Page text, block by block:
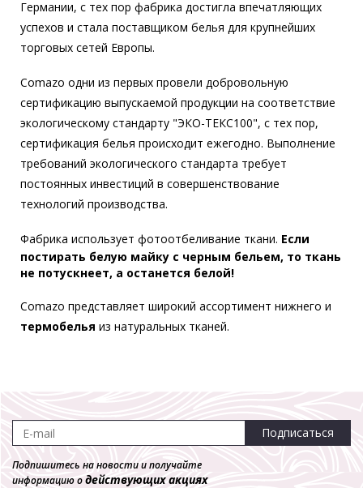
Германии, с тех пор фабрика достигла впечатляющих
успехов и стала поставщиком белья для крупнейших
торговых сетей Европы.
Comazo одни из первых провели добровольную
сертификацию выпускаемой продукции на соответствие
экологическому стандарту "ЭКО-ТЕКС100", с тех пор,
сертификация белья происходит ежегодно. Выполнение
требований экологического стандарта требует
постоянных инвестиций в совершенствование
технологий производства.
Фабрика использует фотоотбеливание ткани. Если
постирать белую майку с черным бельем, то ткань
не потускнеет, а останется белой!
Comazo представляет широкий ассортимент нижнего и
термобелья из натуральных тканей.
Подписаться
Подпишитесь на новости и получайте
информацию одействующих акциях